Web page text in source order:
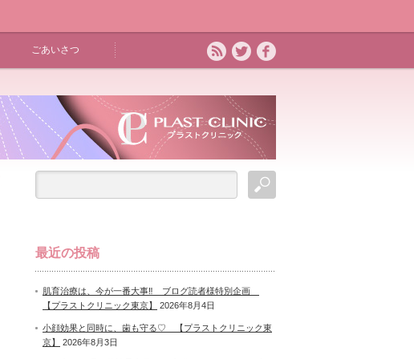
ごあいさつ
最近の投稿
肌育治療は、今が一番大事‼ ブログ読者様特別企画
【プラストクリニック東京】
2026年8月4日
小顔効果と同時に、歯も守る♡ 【プラストクリニック東
京】
2026年8月3日